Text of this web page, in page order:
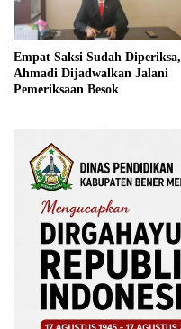
Empat Saksi Sudah Diperiksa,
Ahmadi Dijadwalkan Jalani
Pemeriksaan Besok